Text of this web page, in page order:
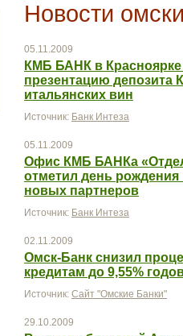
Новости
05.11.2009
КМБ БАНК в
презентацию депозита
итальянских вин
Источник: Банк Интеза
05.11.2009
Офис КМБ БАНКа
отметил день рождения
новых партнеров
Источник: Банк Интеза
02.11.2009
Омск-Банк снизил
кредитам до 9,55%
Источник: Сайт "Омские Банки"
29.10.2009